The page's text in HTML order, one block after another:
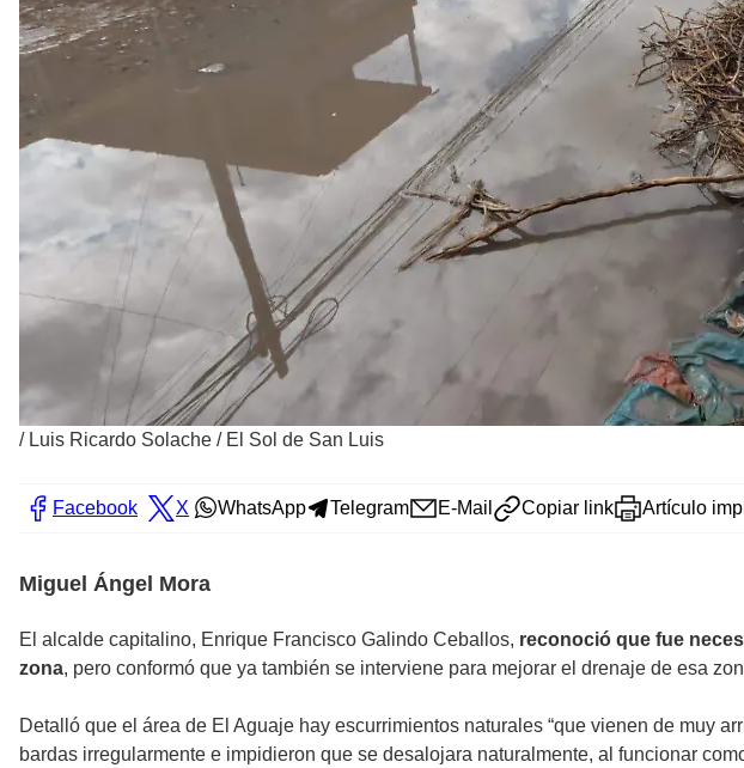
/ Luis Ricardo Solache / El Sol de San Luis
Facebook X WhatsApp Telegram E-Mail Copiar link Artículo
Miguel Ángel Mora
El alcalde capitalino, Enrique Francisco Galindo Ceballos, reconoció que fue
zona, pero conformó que ya también se interviene para mejorar el drenaje de esa
Detalló que el área de El Aguaje hay escurrimientos naturales “que vienen de muy
bardas irregularmente e impidieron que se desalojara naturalmente, al funcionar